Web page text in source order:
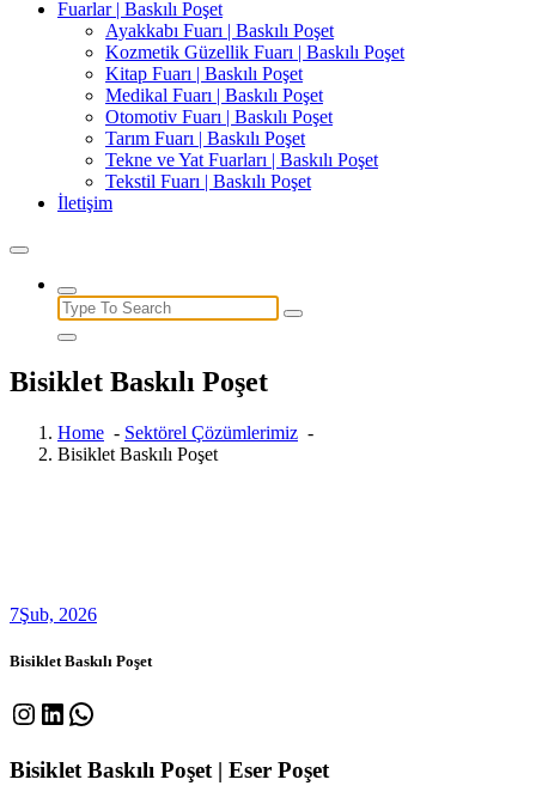
Fuarlar | Baskılı Poşet
Ayakkabı Fuarı | Baskılı Poşet
Kozmetik Güzellik Fuarı | Baskılı Poşet
Kitap Fuarı | Baskılı Poşet
Medikal Fuarı | Baskılı Poşet
Otomotiv Fuarı | Baskılı Poşet
Tarım Fuarı | Baskılı Poşet
Tekne ve Yat Fuarları | Baskılı Poşet
Tekstil Fuarı | Baskılı Poşet
İletişim
Search
for:
Bisiklet Baskılı Poşet
Home - Sektörel Çözümlerimiz -
Bisiklet Baskılı Poşet
7Şub, 2026
Bisiklet Baskılı Poşet
Instagram
LinkedIn
WhatsApp
Bisiklet Baskılı Poşet | Eser Poşet